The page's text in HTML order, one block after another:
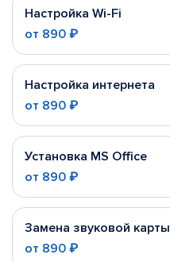
Настройка Wi-Fi
от 890 ₽
Настройка интернета
от 890 ₽
Установка MS Office
от 890 ₽
Замена звуковой карты
от 890 ₽